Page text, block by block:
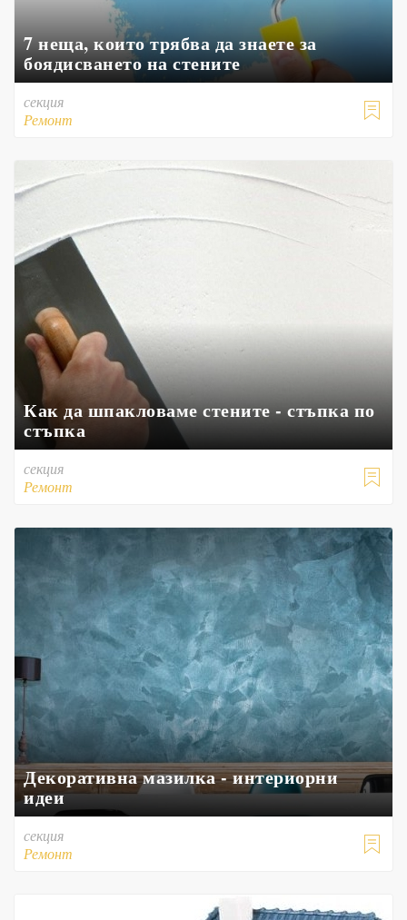
7 неща, които трябва да знаете за
боядисването на стените

секция
Ремонт
Как да шпакловаме стените - стъпка по
стъпка

секция
Ремонт
Декоративна мазилка - интериорни
идеи

секция
Ремонт